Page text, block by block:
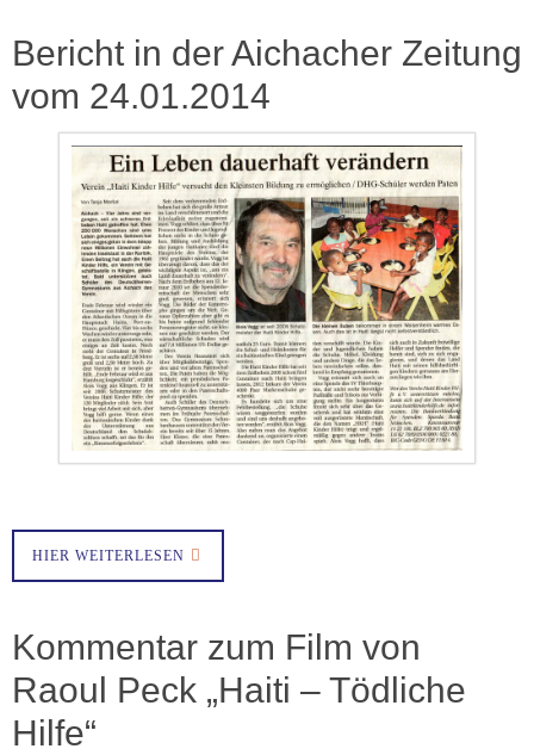
Bericht in der Aichacher Zeitung
vom 24.01.2014
HIER WEITERLESEN
Kommentar zum Film von
Raoul Peck „Haiti – Tödliche
Hilfe“